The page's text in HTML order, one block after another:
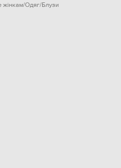
жінкам Одяг Блузи